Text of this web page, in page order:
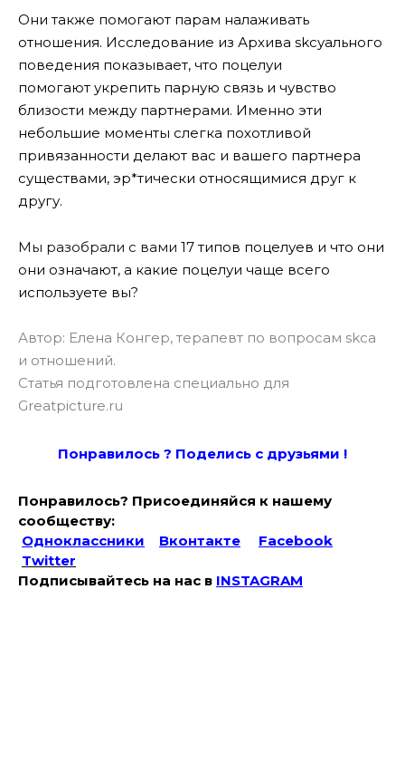
Они также помогают парам налаживать
отношения. Исследование из Архива skсуального
поведения показывает, что поцелуи
помогают укрепить парную связь и чувство
близости между партнерами. Именно эти
небольшие моменты слегка похотливой
привязанности делают вас и вашего партнера
существами, эр*тически относящимися друг к
другу.
Мы разобрали с вами 17 типов поцелуев и что они
они означают, а какие поцелуи чаще всего
используете вы?
Автор: Елена Конгер, терапевт по вопросам skса
и отношений.
Статья подготовлена специально для
Greatpicture.ru
Понравилось ? Поделись с друзьями !
Понравилось? Присоединяйся к нашему
сообществу:
Одноклассники
Вконтакте
Facebook
Twitter
Подписывайтесь на наc в INSTAGRAM